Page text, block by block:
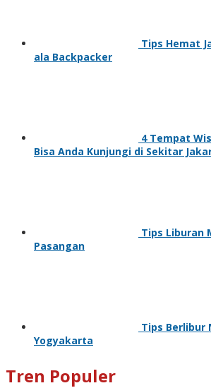
Tips Hemat
ala Backpacker
4 Tempat
Bisa Anda Kunjungi di Sekitar
Tips Liburan
Pasangan
Tips Berlibur
Yogyakarta
Tren Populer